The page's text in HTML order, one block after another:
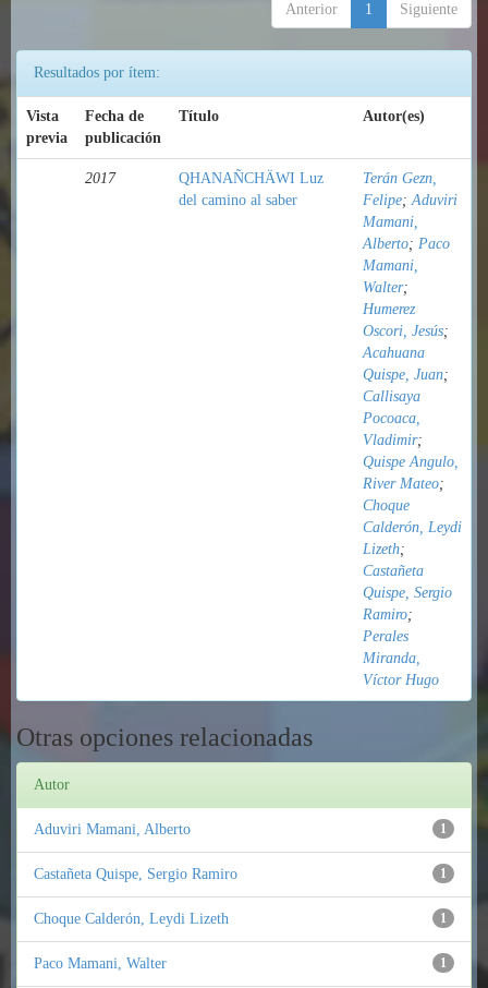
Anterior 1 Siguiente
Resultados por ítem:
Vista
previa
Fecha de
publicación
Título Autor(es)
2017
QHANAÑCHÄWI Luz
del camino al saber
Terán Gezn,
Felipe;Aduviri
Mamani,
Alberto; Paco
Mamani,
Walter;
Humerez
Oscori, Jesús;
Acahuana
Quispe, Juan;
Callisaya
Pocoaca,
Vladimir;
Quispe Angulo,
River Mateo;
Choque
Calderón, Leydi
Lizeth;
Castañeta
Quispe, Sergio
Ramiro;
Perales
Miranda,
Víctor Hugo
Otras opciones relacionadas
Autor
1
Aduviri Mamani, Alberto
1
Castañeta Quispe, Sergio Ramiro
1
Choque Calderón, Leydi Lizeth
1
Paco Mamani, Walter